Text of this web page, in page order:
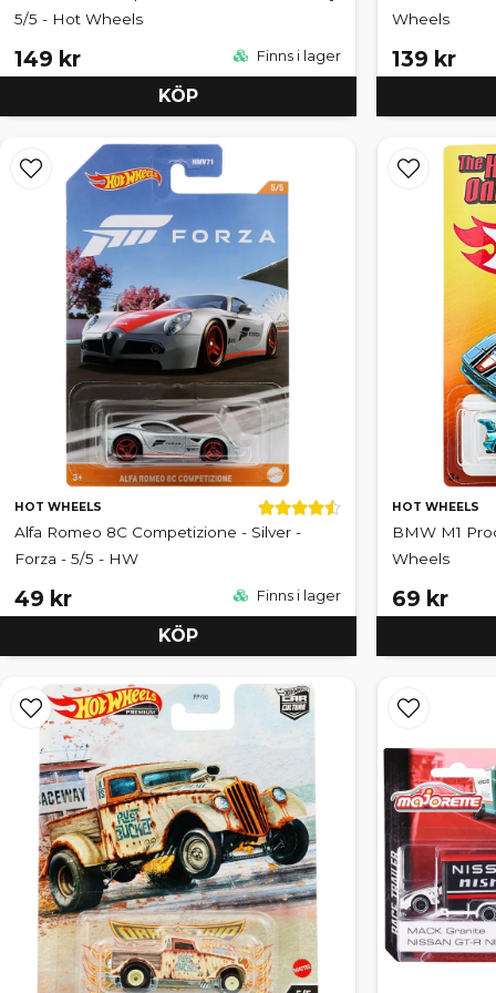
5/5 - Hot Wheels
149 kr Finns i lager
KÖP
Wheels
139 kr
HOT WHEELS
Alfa Romeo 8C Competizione - Silver -
Forza - 5/5 - HW
49 kr Finns i lager
KÖP
HOT WHEELS
BMW M1
Wheels
69 kr